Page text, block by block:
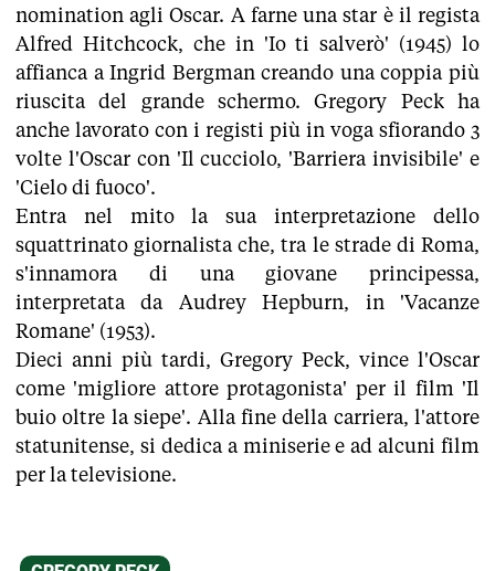
nomination agli Oscar. A farne una star è il regista
Alfred Hitchcock, che in 'Io ti salverò' (1945) lo
affianca a Ingrid Bergman creando una coppia più
riuscita del grande schermo. Gregory Peck ha
anche lavorato con i registi più in voga sfiorando 3
volte l'Oscar con 'Il cucciolo, 'Barriera invisibile' e
'Cielo di fuoco'.
Entra nel mito la sua interpretazione dello
squattrinato giornalista che, tra le strade di Roma,
s'innamora di una giovane principessa,
interpretata da Audrey Hepburn, in 'Vacanze
Romane' (1953).
Dieci anni più tardi, Gregory Peck, vince l'Oscar
come 'migliore attore protagonista' per il film 'Il
buio oltre la siepe'. Alla fine della carriera, l'attore
statunitense, si dedica a miniserie e ad alcuni film
per la televisione.